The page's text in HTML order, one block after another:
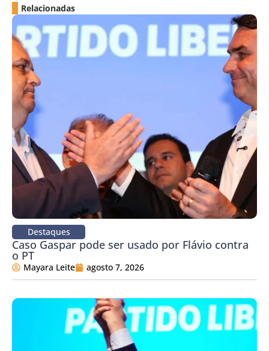
Relacionadas
Destaques
Caso Gaspar pode ser usado por Flávio contra
o PT
Mayara Leite agosto 7, 2026